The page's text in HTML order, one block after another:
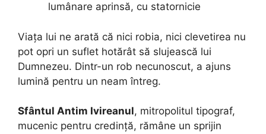
lumânare aprinsă, cu statornicie
Viața lui ne arată că nici robia, nici clevetirea nu
pot opri un suflet hotărât să slujească lui
Dumnezeu. Dintr-un rob necunoscut, a ajuns
lumină pentru un neam întreg.
Sfântul Antim Ivireanul, mitropolitul tipograf,
mucenic pentru credință, rămâne un sprijin